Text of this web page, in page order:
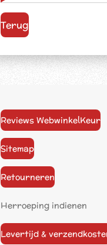
Terug
Reviews WebwinkelKeur
Sitemap
Retourneren
Herroeping indienen
Levertijd &